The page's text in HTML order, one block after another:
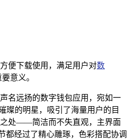
便下载使用，满足用户对数
意义。
名远扬的数字钱包应用，宛如一
璨的明星，吸引了海量用户的目
之处——简洁而不失直观，主界面
都经过了精心雕琢，色彩搭配协调